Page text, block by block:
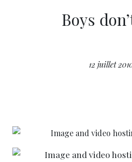
Boys
12 juillet